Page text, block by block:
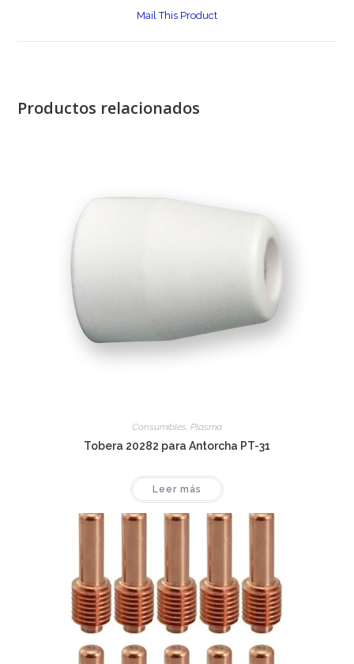
Mail This Product
Productos relacionados
Consumibles, Plasma
Tobera 20282 para Antorcha PT-31
Leer más